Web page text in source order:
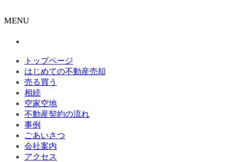
MENU
トップページ
はじめての不動産売却
売る買う
相続
空家空地
不動産契約の流れ
事例
ごあいさつ
会社案内
アクセス